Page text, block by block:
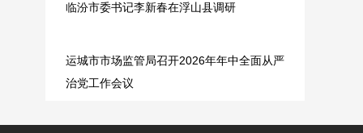
临汾市委书记李新春在浮山县调研
运城市市场监管局召开2026年年中全面从严
治党工作会议